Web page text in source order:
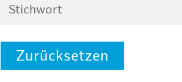
Zurücksetzen